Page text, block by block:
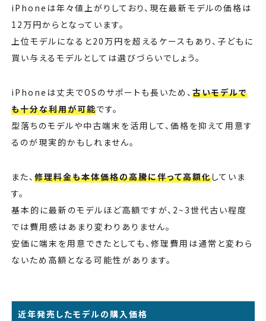
iPhoneは年々値上がりしており、現在最新モデルの価格は
12万円からとなっています。
上位モデルになると20万円を超えるケースもあり、子どもに
買い与えるモデルとしては選びづらいでしょう。
iPhoneは丈夫でOSのサポートも長いため、 古いモデルで
も十分な利用が可能です。
型落ちのモデルや中古端末を活用して、価格を抑えて用意す
るのが現実的かもしれません。
また、 修理料金も本体価格の高騰に伴って高額化していま
す。
基本的に最新のモデルほど高額ですが、2~3世代古い程度
では費用感はあまり変わりありません。
安価に端末を用意できたとしても、修理費用は通常と変わら
ないため高額となる可能性があります。
近年発売したモデルの購入価格